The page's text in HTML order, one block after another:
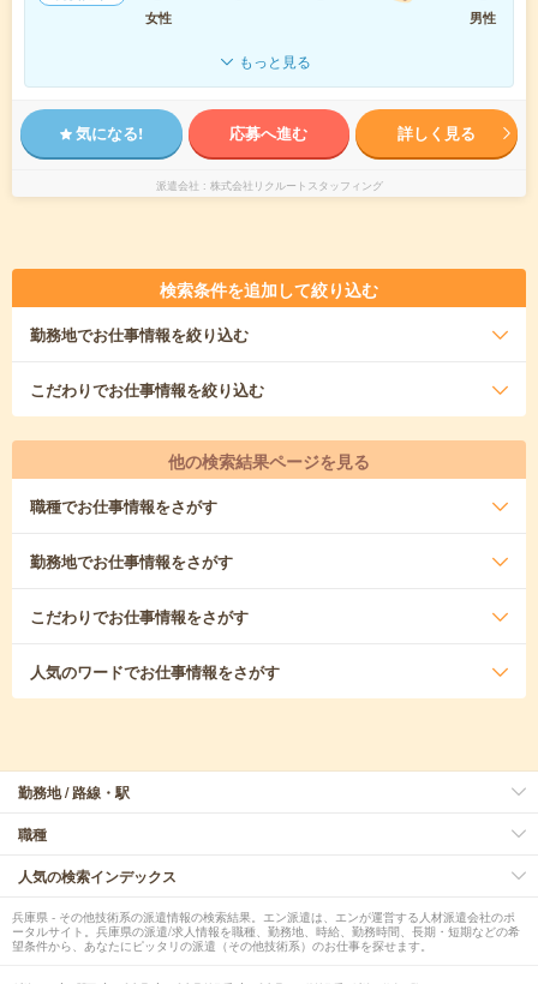
女性
男性
もっと見る
気になる! 応募へ進む 詳しく見る
派遣会社 株式会社リクルートスタッフィング
検索条件を追加して絞り込む
勤務地でお仕事情報を絞り込む
こだわりでお仕事情報を絞り込む
他の検索結果ページを見る
職種でお仕事情報をさがす
勤務地でお仕事情報をさがす
こだわりでお仕事情報をさがす
人気のワードでお仕事情報をさがす
勤務地 / 路線・駅
職種
人気の検索インデックス
兵庫県 - その他技術系の派遣情報の検索結果。エン派遣は、エンが運営する人材派遣会社のポ
ータルサイト。兵庫県の派遣/求人情報を職種、勤務地、時給、勤務時間、長期・短期などの希
望条件から、あなたにピッタリの派遣（その他技術系）のお仕事を探せます。